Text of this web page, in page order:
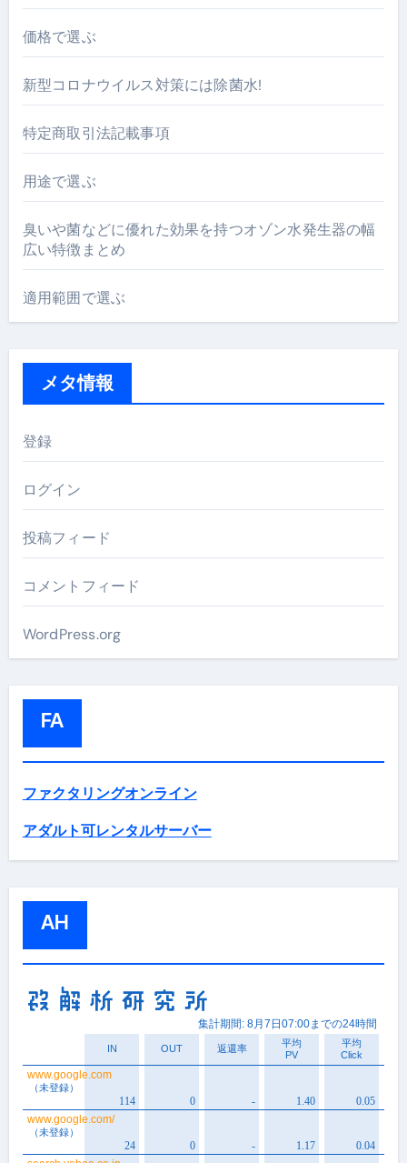
価格で選ぶ
新型コロナウイルス対策には除菌水!
特定商取引法記載事項
用途で選ぶ
臭いや菌などに優れた効果を持つオゾン水発生器の幅
広い特徴まとめ
適用範囲で選ぶ
メタ情報
登録
ログイン
投稿フィード
コメントフィード
WordPress.org
FA
ファクタリングオンライン
アダルト可レンタルサーバー
AH